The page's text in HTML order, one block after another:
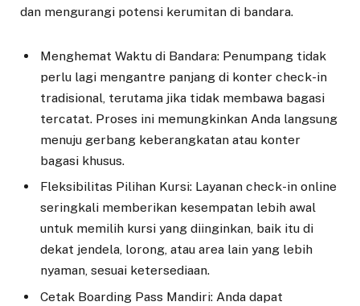
dan mengurangi potensi kerumitan di bandara.
Menghemat Waktu di Bandara: Penumpang tidak
perlu lagi mengantre panjang di konter check-in
tradisional, terutama jika tidak membawa bagasi
tercatat. Proses ini memungkinkan Anda langsung
menuju gerbang keberangkatan atau konter
bagasi khusus.
Fleksibilitas Pilihan Kursi: Layanan check-in online
seringkali memberikan kesempatan lebih awal
untuk memilih kursi yang diinginkan, baik itu di
dekat jendela, lorong, atau area lain yang lebih
nyaman, sesuai ketersediaan.
Cetak Boarding Pass Mandiri: Anda dapat